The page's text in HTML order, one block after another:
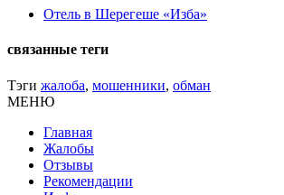
Отель в Шерегеше «Изба»
связанные теги
Тэги жалоба, мошенники, обман
МЕНЮ
Главная
Жалобы
Отзывы
Рекомендации